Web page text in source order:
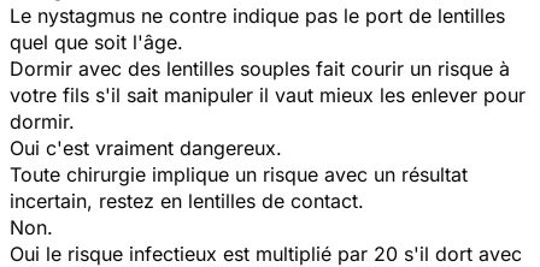
Le nystagmus ne contre indique pas le port de lentilles
quel que soit l'âge.
Dormir avec des lentilles souples fait courir un risque à
votre fils s'il sait manipuler il vaut mieux les enlever pour
dormir.
Oui c'est vraiment dangereux.
Toute chirurgie implique un risque avec un résultat
incertain, restez en lentilles de contact.
Non.
Oui le risque infectieux est multiplié par 20 s'il dort avec